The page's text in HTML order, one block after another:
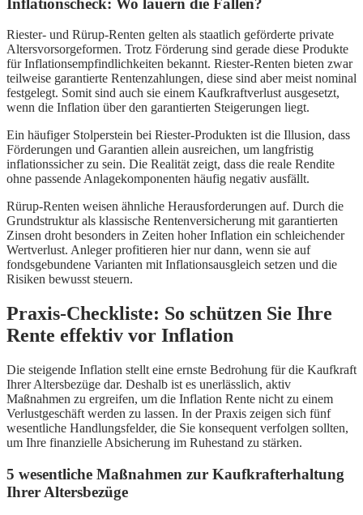
Riester- und Rürup-Renten gelten als staatlich geförderte private
Altersvorsorgeformen. Trotz Förderung sind gerade diese Produkte
für Inflationsempfindlichkeiten bekannt. Riester-Renten bieten zwar
teilweise garantierte Rentenzahlungen, diese sind aber meist nominal
festgelegt. Somit sind auch sie einem Kaufkraftverlust ausgesetzt,
wenn die Inflation über den garantierten Steigerungen liegt.
Ein häufiger Stolperstein bei Riester-Produkten ist die Illusion, dass
Förderungen und Garantien allein ausreichen, um langfristig
inflationssicher zu sein. Die Realität zeigt, dass die reale Rendite
ohne passende Anlagekomponenten häufig negativ ausfällt.
Rürup-Renten weisen ähnliche Herausforderungen auf. Durch die
Grundstruktur als klassische Rentenversicherung mit garantierten
Zinsen droht besonders in Zeiten hoher Inflation ein schleichender
Wertverlust. Anleger profitieren hier nur dann, wenn sie auf
fondsgebundene Varianten mit Inflationsausgleich setzen und die
Risiken bewusst steuern.
Praxis-Checkliste: So schützen Sie Ihre
Rente effektiv vor Inflation
Die steigende Inflation stellt eine ernste Bedrohung für die Kaufkraft
Ihrer Altersbezüge dar. Deshalb ist es unerlässlich, aktiv
Maßnahmen zu ergreifen, um die Inflation Rente nicht zu einem
Verlustgeschäft werden zu lassen. In der Praxis zeigen sich fünf
wesentliche Handlungsfelder, die Sie konsequent verfolgen sollten,
um Ihre finanzielle Absicherung im Ruhestand zu stärken.
5 wesentliche Maßnahmen zur Kaufkrafterhaltung
Ihrer Altersbezüge